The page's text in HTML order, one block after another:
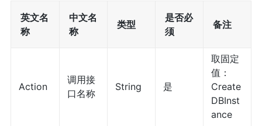
英文名
称
中文名
称
类型
是否必
须
备注
Action
调用接
口名称
String 是
取固定
值：
Create
DBInst
ance